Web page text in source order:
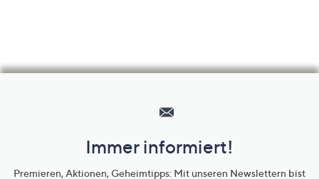
Unternehmensinformationen
Immer informiert!
Premieren, Aktionen, Geheimtipps: Mit unseren Newslettern bist